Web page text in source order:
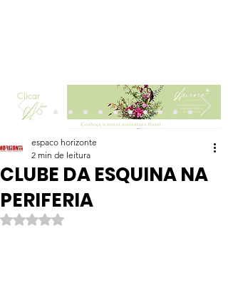
Clicar
CLUBE DA ESQUINA NA
PERIFERIA
espaco horizonte
2 min de leitura
Avaliado com NaN de 5 estrelas.